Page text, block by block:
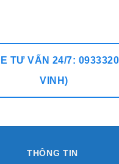
TƯ VẤN 24/7:
VINH)
THÔNG TIN